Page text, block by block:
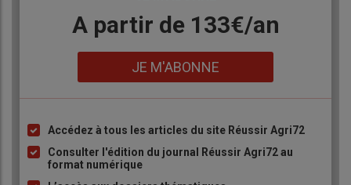
BodyA partir de 133€/an
JE M'ABONNE
Liste
à
puce
Accédez à tous les articles du site Réussir Agri72
Consulter l'édition du journal Réussir Agri72 au
format numérique